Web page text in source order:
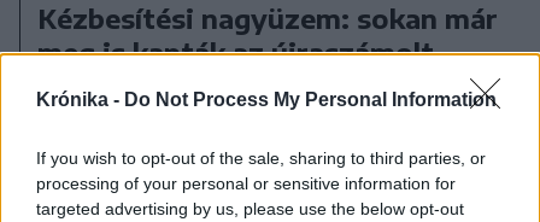
Krónika - Do Not Process My Personal Information
If you wish to opt-out of the sale, sharing to third parties, or
processing of your personal or sensitive information for
targeted advertising by us, please use the below opt-out
Kézbesítési nagyüzem: sokan már
meg is kapták az újraszámolt
nyugdíjról szóló végzést